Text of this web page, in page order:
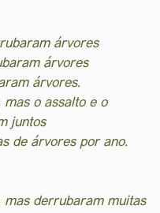
árvores
árvores
árvores.
mas o assalto e o
juntos
de árvores por ano.
mas derrubaram muitas